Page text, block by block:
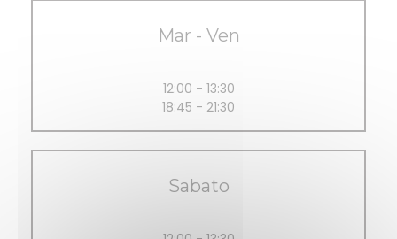
Mar - Ven
12:00 - 13:30
18:45 - 21:30
Sabato